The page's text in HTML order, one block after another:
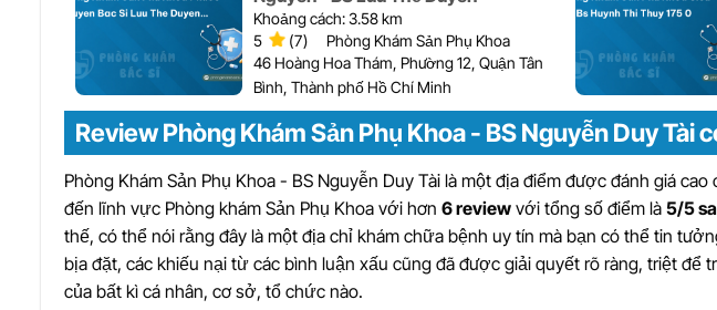
Khoảng cách: 3.58 km
5
(7)
Phòng Khám Sản Phụ Khoa
46 Hoàng Hoa Thám, Phường 12, Quận Tân
Bình, Thành phố Hồ Chí Minh
Review Phòng Khám Sản Phụ Khoa - BS Nguyễn Duy Tài
Phòng Khám Sản Phụ Khoa - BS Nguyễn Duy Tài là một địa điểm được đánh giá
đến lĩnh vực Phòng khám Sản Phụ Khoa với hơn 6 review với tổng số điểm là 5/5
thế, có thể nói rằng đây là một địa chỉ khám chữa bệnh uy tín mà bạn có thể tin
bịa đặt, các khiếu nại từ các bình luận xấu cũng đã được giải quyết rõ ràng, triệt để
của bất kì cá nhân, cơ sở, tổ chức nào.